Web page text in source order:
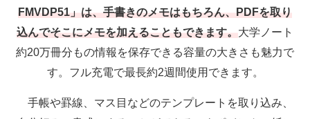
FMVDP51」は、手書きのメモはもちろん、PDFを取り
込んでそこにメモを加えることもできます。大学ノート
約20万冊分もの情報を保存できる容量の大きさも魅力で
す。フル充電で最長約2週間使用できます。
手帳や罫線、マス目などのテンプレートを取り込み、